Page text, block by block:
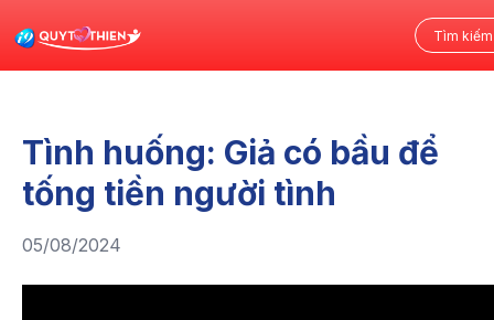
Tình huống: Giả có bầu để
tống tiền người tình
05/08/2024